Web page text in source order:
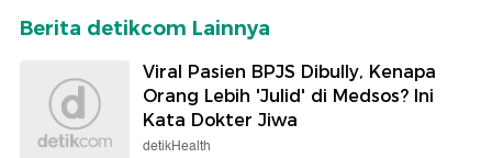
Berita detikcom Lainnya
Viral Pasien BPJS Dibully, Kenapa
Orang Lebih 'Julid' di Medsos? Ini
Kata Dokter Jiwa
detikHealth